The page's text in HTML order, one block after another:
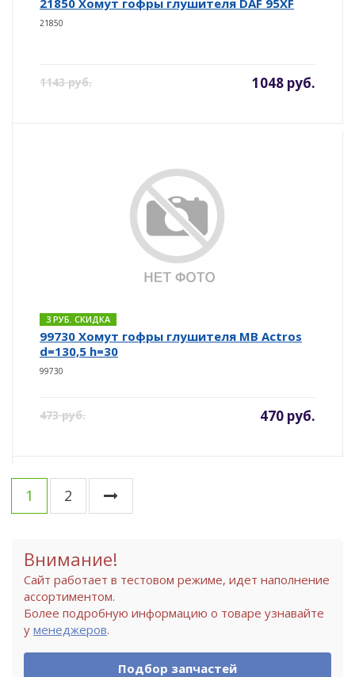
21850
1143 руб. 1048 руб.
3 РУБ. СКИДКА
99730 Хомут гофры глушителя MB Actros
d=130,5 h=30
99730
473 руб. 470 руб.
1 2
Внимание!
Сайт работает в тестовом режиме, идет наполнение
ассортиментом.
Более подробную информацию о товаре узнавайте
у менеджеров.
Подбор запчастей